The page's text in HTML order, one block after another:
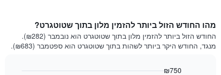
מהו החודש הזול ביותר להזמין מלון בתוך שטוטגרט?
החודש הזול ביותר להזמין מלון בתוך שטוטגרט הוא נובמבר (₪282).
מנגד, החודש היקר ביותר לשהות בתוך שטוטגרט הוא ספטמבר (₪683).
₪750